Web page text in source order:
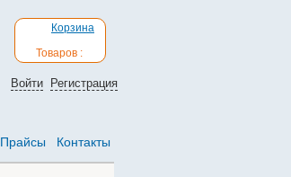
Корзина
Товаров :
Войти Регистрация
Прайсы Контакты